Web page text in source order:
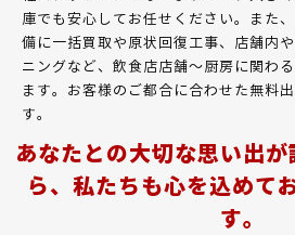
庫でも安心してお任せください。また
備に一括買取や原状回復工事、店舗内
ニングなど、飲食店店舗～厨房に関わ
ます。お客様のご都合に合わせた無料
す。
あなたとの大切な思い出
ら、私たちも心を込めて
す。